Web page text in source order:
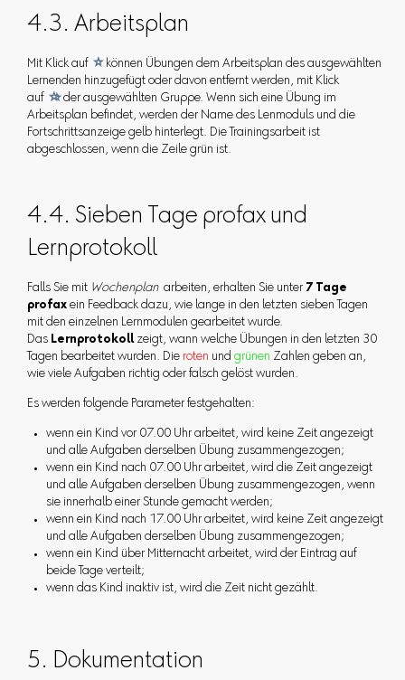
4.3. Arbeitsplan
Mit Klick auf können Übungen dem Arbeitsplan des ausgewählten
Lernenden hinzugefügt oder davon entfernt werden, mit Klick
auf der ausgewählten Gruppe. Wenn sich eine Übung im
Arbeitsplan befindet, werden der Name des Lenmoduls und die
Fortschrittsanzeige gelb hinterlegt. Die Trainingsarbeit ist
abgeschlossen, wenn die Zeile grün ist.
4.4. Sieben Tage profax und
Lernprotokoll
Falls Sie mit Wochenplanarbeiten, erhalten Sie unter 7 Tage
profaxein Feedback dazu, wie lange in den letzten sieben Tagen
mit den einzelnen Lernmodulen gearbeitet wurde.
Das Lernprotokollzeigt, wann welche Übungen in den letzten 30
Tagen bearbeitet wurden. Die roten und grünen Zahlen geben an,
wie viele Aufgaben richtig oder falsch gelöst wurden.
Es werden folgende Parameter festgehalten:
wenn ein Kind vor 07.00 Uhr arbeitet, wird keine Zeit angezeigt
und alle Aufgaben derselben Übung zusammengezogen;
wenn ein Kind nach 07.00 Uhr arbeitet, wird die Zeit angezeigt
und alle Aufgaben derselben Übung zusammengezogen, wenn
sie innerhalb einer Stunde gemacht werden;
wenn ein Kind nach 17.00 Uhr arbeitet, wird keine Zeit angezeigt
und alle Aufgaben derselben Übung zusammengezogen;
wenn ein Kind über Mitternacht arbeitet, wird der Eintrag auf
beide Tage verteilt;
wenn das Kind inaktiv ist, wird die Zeit nicht gezählt.
5. Dokumentation